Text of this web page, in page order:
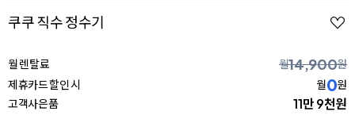
쿠쿠 직수 정수기
월 렌탈료 월14,900원
제휴카드 할인 시
월0원
고객사은품
11만 9천원